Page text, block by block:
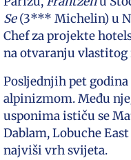
Se(3*** Michelin) u
Chef za projekte
na otvaranju vlastitog
Posljednjih pet
alpinizmom. Među
usponima ističu se
Dablam, Lobuche
najviši vrh svijeta.